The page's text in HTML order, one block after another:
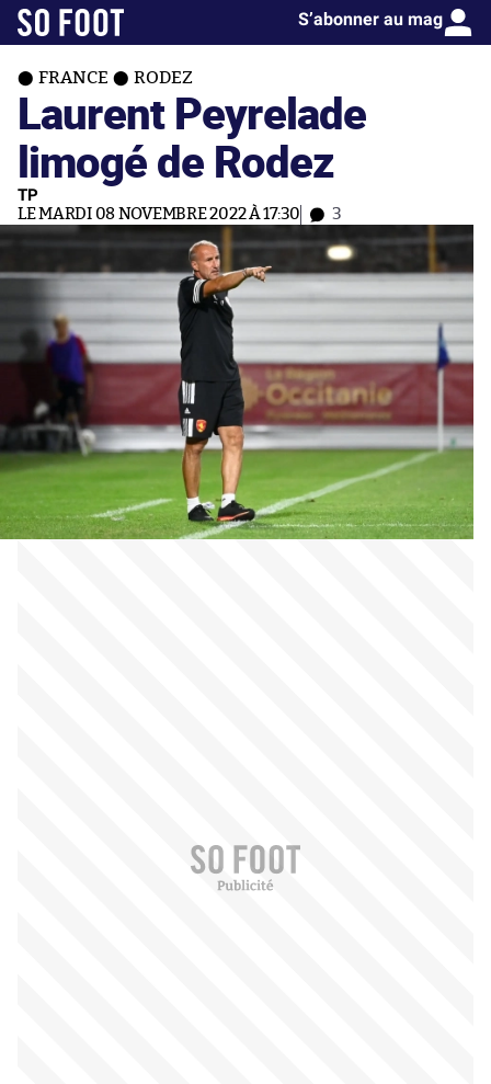
S’abonner au mag
FRANCE RODEZ
Laurent Peyrelade
limogé de Rodez
TP
LE MARDI 08 NOVEMBRE 2022 À 17:30 3